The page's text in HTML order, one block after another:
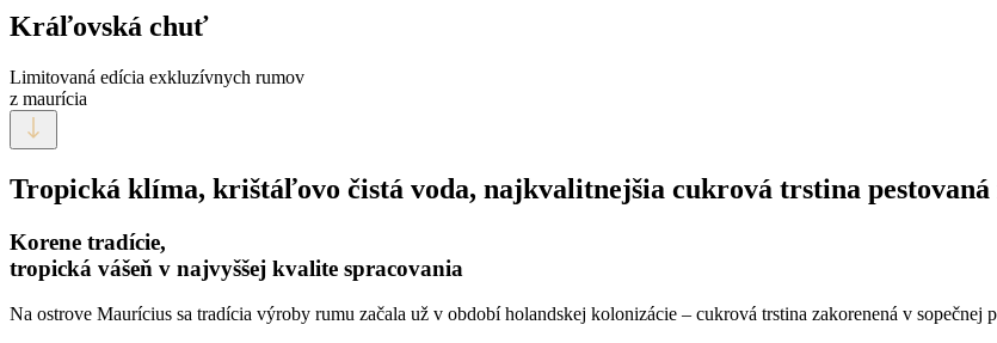
Kráľovská chuť
Limitovaná edícia exkluzívnych rumov
z maurícia
Tropická klíma, krištáľovo čistá voda, najkvalitnejšia cukrová trstina pestovaná
Korene tradície,
tropická vášeň v najvyššej kvalite spracovania
Na ostrove Maurícius sa tradícia výroby rumu začala už v období holandskej kolonizácie – cukrová trstina zakorenená v sopečnej